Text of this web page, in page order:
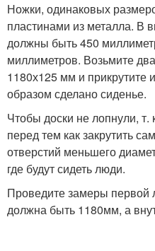
Ножки, одинаковых
пластинами из металла. В
должны быть 450
миллиметров. Возьмите
1180х125 мм и прикрутите
образом сделано сиденье.
Чтобы доски не лопнули,
перед тем как закрутить
отверстий меньшего
где будут сидеть люди.
Проведите замеры первой
должна быть 1180мм, а